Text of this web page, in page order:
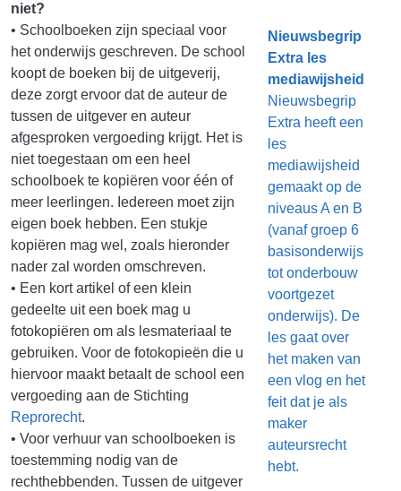
niet?
• Schoolboeken zijn speciaal voor
het onderwijs geschreven. De school
koopt de boeken bij de uitgeverij,
deze zorgt ervoor dat de auteur de
tussen de uitgever en auteur
afgesproken vergoeding krijgt. Het is
niet toegestaan om een heel
schoolboek te kopiëren voor één of
meer leerlingen. Iedereen moet zijn
eigen boek hebben. Een stukje
kopiëren mag wel, zoals hieronder
nader zal worden omschreven.
• Een kort artikel of een klein
gedeelte uit een boek mag u
fotokopiëren om als lesmateriaal te
gebruiken. Voor de fotokopieën die u
hiervoor maakt betaalt de school een
vergoeding aan de Stichting
Reprorecht.
• Voor verhuur van schoolboeken is
toestemming nodig van de
rechthebbenden. Tussen de uitgever
Nieuwsbegrip
Extra les
mediawijsheid
Nieuwsbegrip
Extra heeft een
les
mediawijsheid
gemaakt op de
niveaus A en B
(vanaf groep 6
basisonderwijs
tot onderbouw
voortgezet
onderwijs). De
les gaat over
het maken van
een vlog en het
feit dat je als
maker
auteursrecht
hebt.